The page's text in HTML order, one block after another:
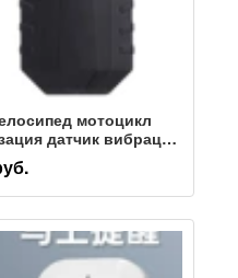
мотоцикл
датчик вибрации
SF22R09C